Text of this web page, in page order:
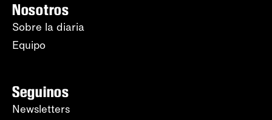
Nosotros
Sobre la diaria
Equipo
Seguinos
Newsletters